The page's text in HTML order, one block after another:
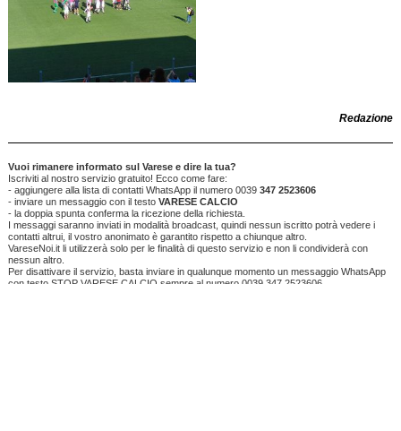
Redazione
Vuoi rimanere informato sul Varese e dire la tua?
Iscriviti al nostro servizio gratuito! Ecco come fare:
- aggiungere alla lista di contatti WhatsApp il numero 0039 347 2523606
- inviare un messaggio con il testo VARESE CALCIO
- la doppia spunta conferma la ricezione della richiesta.
I messaggi saranno inviati in modalità broadcast, quindi nessun iscritto potrà vedere i
contatti altrui, il vostro anonimato è garantito rispetto a chiunque altro.
VareseNoi.it li utilizzerà solo per le finalità di questo servizio e non li condividerà con
nessun altro.
Per disattivare il servizio, basta inviare in qualunque momento un messaggio WhatsApp
con testo STOP VARESE CALCIO sempre al numero 0039 347 2523606.